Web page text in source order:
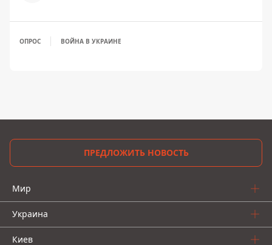
ОПРОС ВОЙНА В УКРАИНЕ
ПРЕДЛОЖИТЬ НОВОСТЬ
Мир
Украина
Киев